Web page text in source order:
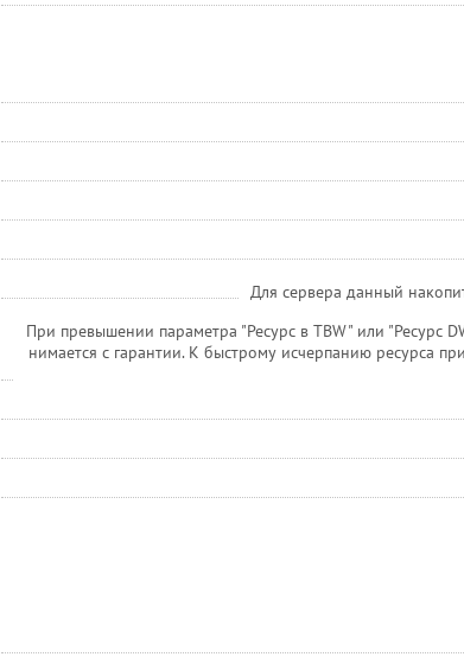
Для сервера данный
При превышении параметра "Ресурс в TBW" или "Ресурс
нимается с гарантии. К быстрому исчерпанию ресурса